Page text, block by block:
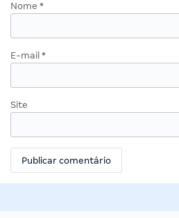
Nome *
E-mail *
Site